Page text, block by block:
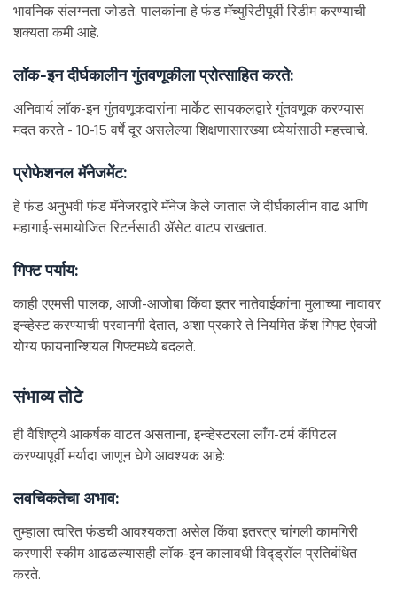
भावनिक संलग्नता जोडते. पालकांना हे फंड मॅच्युरिटीपूर्वी रिडीम करण्याची
शक्यता कमी आहे.
लॉक-इन दीर्घकालीन गुंतवणूकीला प्रोत्साहित करते:
अनिवार्य लॉक-इन गुंतवणूकदारांना मार्केट सायकलद्वारे गुंतवणूक करण्यास
मदत करते - 10-15 वर्षे दूर असलेल्या शिक्षणासारख्या ध्येयांसाठी महत्त्वाचे.
प्रोफेशनल मॅनेजमेंट:
हे फंड अनुभवी फंड मॅनेजरद्वारे मॅनेज केले जातात जे दीर्घकालीन वाढ आणि
महागाई-समायोजित रिटर्नसाठी ॲसेट वाटप राखतात.
गिफ्ट पर्याय:
काही एएमसी पालक, आजी-आजोबा किंवा इतर नातेवाईकांना मुलाच्या नावावर
इन्व्हेस्ट करण्याची परवानगी देतात, अशा प्रकारे ते नियमित कॅश गिफ्ट ऐवजी
योग्य फायनान्शियल गिफ्टमध्ये बदलते.
संभाव्य तोटे
ही वैशिष्ट्ये आकर्षक वाटत असताना, इन्व्हेस्टरला लाँग-टर्म कॅपिटल
करण्यापूर्वी मर्यादा जाणून घेणे आवश्यक आहे:
लवचिकतेचा अभाव:
तुम्हाला त्वरित फंडची आवश्यकता असेल किंवा इतरत्र चांगली कामगिरी
करणारी स्कीम आढळल्यासही लॉक-इन कालावधी विद्ड्रॉल प्रतिबंधित
करते.